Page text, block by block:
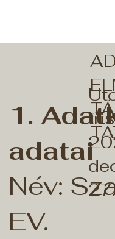
27.
1.
adatai
Név:
EV.